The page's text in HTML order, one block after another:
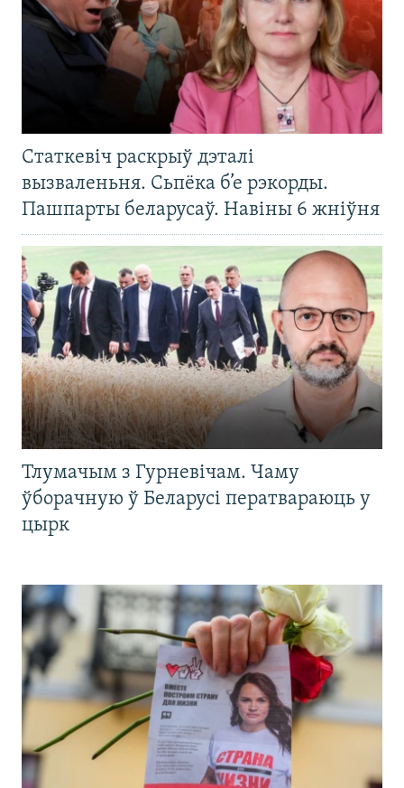
Статкевіч раскрыў дэталі
вызваленьня. Сьпёка б’е рэкорды.
Пашпарты беларусаў. Навіны 6 жніўня
Тлумачым з Гурневічам. Чаму
ўборачную ў Беларусі ператвараюць у
цырк